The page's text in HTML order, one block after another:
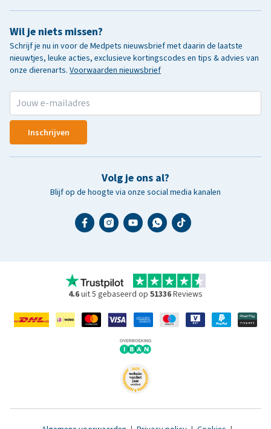
Wil je niets missen?
Schrijf je nu in voor de Medpets nieuwsbrief met daarin de laatste
nieuwtjes, leuke acties, exclusieve kortingscodes en tips & advies van
onze dierenarts. Voorwaarden nieuwsbrief
Inschrijven
Volg je ons al?
Blijf op de hoogte via onze social media kanalen
4.6uit 5 gebaseerd op 51336Reviews